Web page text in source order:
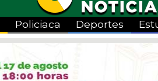
Policiaca Deportes